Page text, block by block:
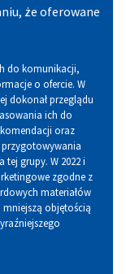
że oferowane
do komunikacji,
o ofercie. W
dokonał przeglądu
ich do
oraz
przygotowywania
grupy. W 2022 i
zgodne z
materiałów
objętością